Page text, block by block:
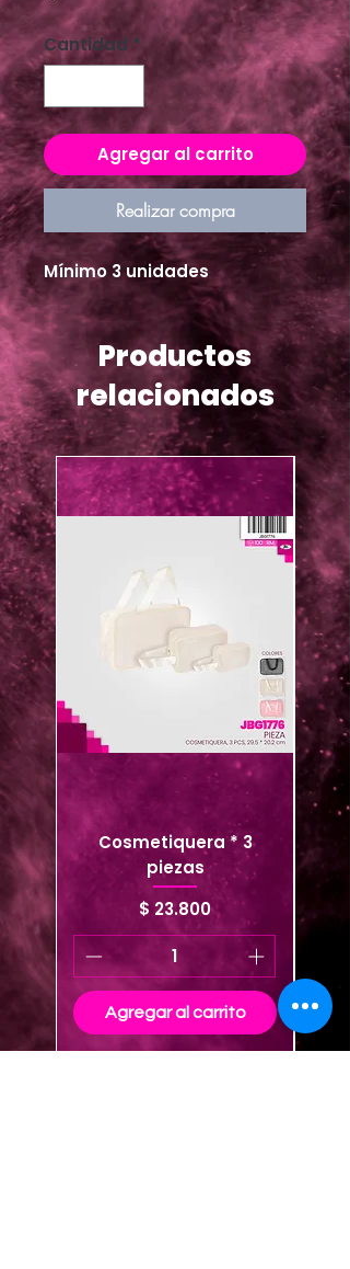
Cantidad *
Agregar al carrito
Realizar compra
Mínimo 3 unidades
Productos
relacionados
Cosmetiquera * 3
piezas
Precio
$ 23.800
Agregar al carrito